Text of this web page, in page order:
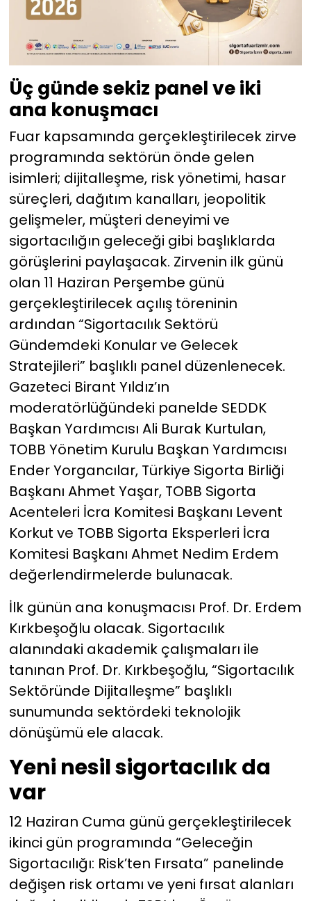
Üç günde sekiz panel ve iki
ana konuşmacı
Fuar kapsamında gerçekleştirilecek zirve
programında sektörün önde gelen
isimleri; dijitalleşme, risk yönetimi, hasar
süreçleri, dağıtım kanalları, jeopolitik
gelişmeler, müşteri deneyimi ve
sigortacılığın geleceği gibi başlıklarda
görüşlerini paylaşacak. Zirvenin ilk günü
olan 11 Haziran Perşembe günü
gerçekleştirilecek açılış töreninin
ardından “Sigortacılık Sektörü
Gündemdeki Konular ve Gelecek
Stratejileri” başlıklı panel düzenlenecek.
Gazeteci Birant Yıldız’ın
moderatörlüğündeki panelde SEDDK
Başkan Yardımcısı Ali Burak Kurtulan,
TOBB Yönetim Kurulu Başkan Yardımcısı
Ender Yorgancılar, Türkiye Sigorta Birliği
Başkanı Ahmet Yaşar, TOBB Sigorta
Acenteleri İcra Komitesi Başkanı Levent
Korkut ve TOBB Sigorta Eksperleri İcra
Komitesi Başkanı Ahmet Nedim Erdem
değerlendirmelerde bulunacak.
İlk günün ana konuşmacısı Prof. Dr. Erdem
Kırkbeşoğlu olacak. Sigortacılık
alanındaki akademik çalışmaları ile
tanınan Prof. Dr. Kırkbeşoğlu, “Sigortacılık
Sektöründe Dijitalleşme” başlıklı
sunumunda sektördeki teknolojik
dönüşümü ele alacak.
Yeni nesil sigortacılık da
var
12 Haziran Cuma günü gerçekleştirilecek
ikinci gün programında “Geleceğin
Sigortacılığı: Risk’ten Fırsata” panelinde
değişen risk ortamı ve yeni fırsat alanları